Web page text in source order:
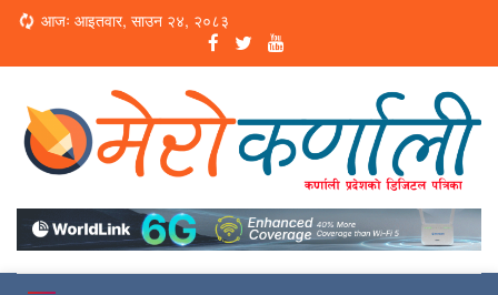
Loading...
आजः आइतवार, साउन २४, २०८३
Merokarnali